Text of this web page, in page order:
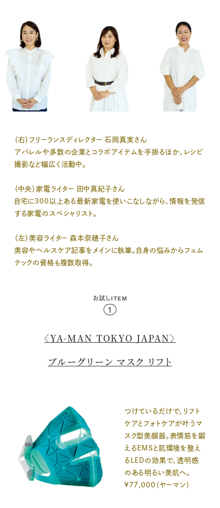
（右）フリーランスディレクター 石岡真実さん
アパレルや多数の企業とコラボアイテムを手掛るほか、レシピ
撮影など幅広く活動中。
（中央）家電ライター 田中真紀子さん
自宅に300以上ある最新家電を使いこなしながら、情報を発信
する家電のスペシャリスト。
（左）美容ライター 森本奈穂子さん
美容やヘルスケア記事をメインに執筆。自身の悩みからフェム
テックの資格も複数取得。
お試しITEM
1
〈YA-MAN TOKYO JAPAN〉
ブルーグリーン マスク リフト
つけているだけで、リフト
ケアとフォトケアが叶うマ
スク型美顔器。表情筋を鍛
えるEMSと肌環境を整え
るLEDの効果で、透明感
のある明るい美肌へ。
¥77,000（ヤーマン）